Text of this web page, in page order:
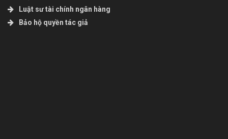
Luật sư tài chính ngân hàng
Bảo hộ quyền tác giả